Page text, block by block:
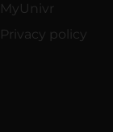
MyUnivr
Privacy policy